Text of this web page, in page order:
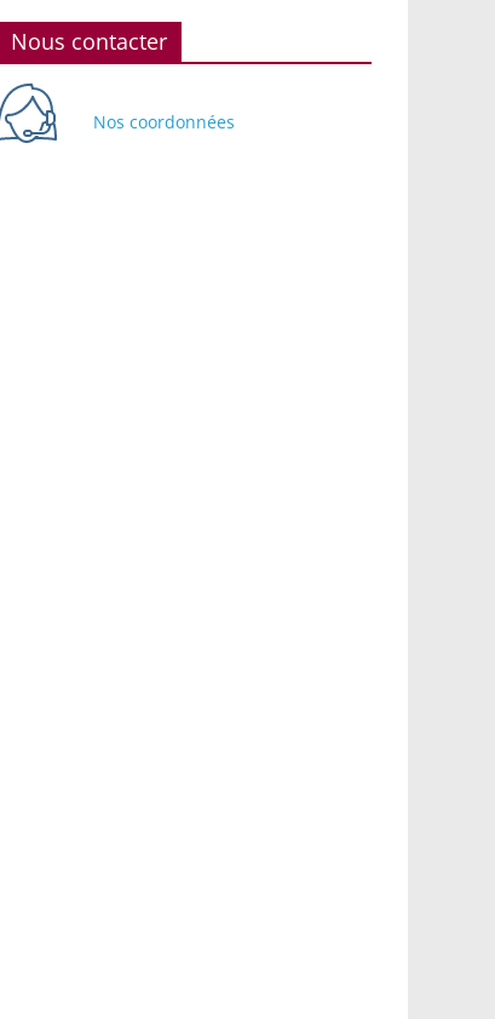
Nous contacter
Nos coordonnées